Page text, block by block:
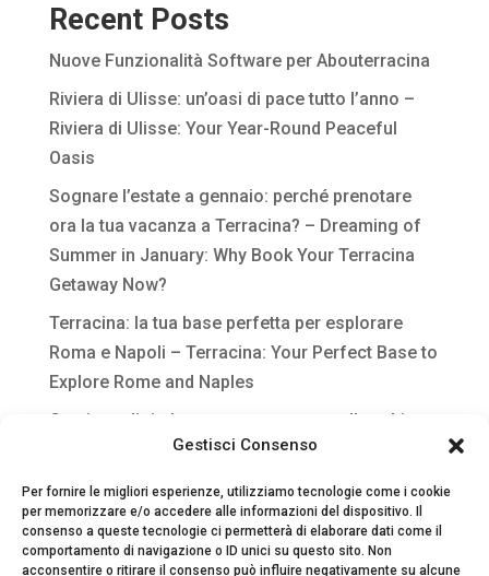
Gestisci Consenso
Per fornire le migliori esperienze, utilizziamo tecnologie come i cookie
per memorizzare e/o accedere alle informazioni del dispositivo. Il
consenso a queste tecnologie ci permetterà di elaborare dati come il
comportamento di navigazione o ID unici su questo sito. Non
acconsentire o ritirare il consenso può influire negativamente su alcune
Recent Posts
Nuove Funzionalità Software per Abouterracina
Riviera di Ulisse: un’oasi di pace tutto l’anno –
Riviera di Ulisse: Your Year-Round Peaceful
Oasis
Sognare l’estate a gennaio: perché prenotare
ora la tua vacanza a Terracina? – Dreaming of
Summer in January: Why Book Your Terracina
Getaway Now?
Terracina: la tua base perfetta per esplorare
Roma e Napoli – Terracina: Your Perfect Base to
Explore Rome and Naples
Gestione digitale per strutture extra-alberghiere